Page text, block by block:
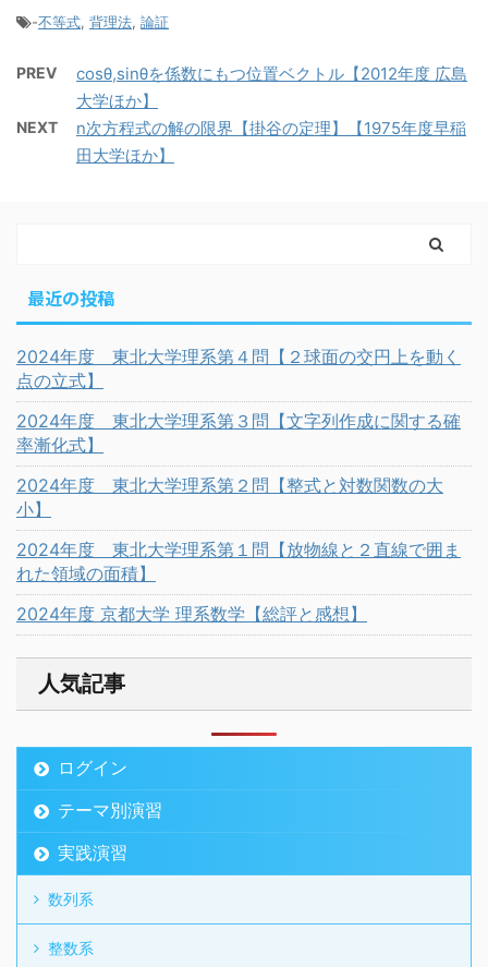
-不等式, 背理法, 論証
PREV
cosθ,sinθを係数にもつ位置ベクトル【2012年度 広島
大学ほか】
NEXT
n次方程式の解の限界【掛谷の定理】【1975年度早稲
田大学ほか】
最近の投稿
2024年度 東北大学理系第４問【２球面の交円上を動く
点の立式】
2024年度 東北大学理系第３問【文字列作成に関する確
率漸化式】
2024年度 東北大学理系第２問【整式と対数関数の大
小】
2024年度 東北大学理系第１問【放物線と２直線で囲ま
れた領域の面積】
2024年度 京都大学 理系数学【総評と感想】
人気記事
ログイン
テーマ別演習
実践演習
数列系
整数系